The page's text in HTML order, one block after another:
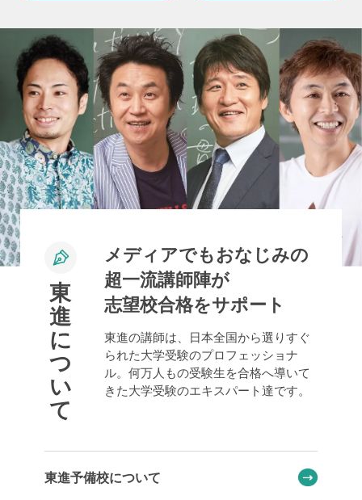
東海 愛知県 岐阜県
関西 大阪府 兵庫県
中国 山口県
九州 福岡県 熊本県 長崎県
東
進
に
つ
い
て
メディアでもおなじみの
超一流講師陣が
志望校合格をサポート
東進の講師は、日本全国から選りすぐ
られた大学受験のプロフェッショナ
ル。何万人もの受験生を合格へ導いて
きた大学受験のエキスパート達です。
東進予備校について